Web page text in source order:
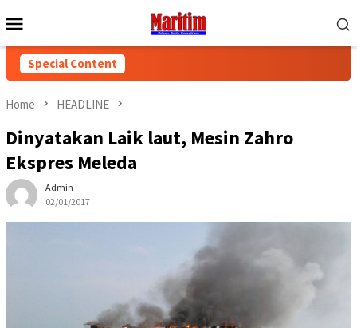
to
Menu
Special Content
Home HEADLINE
Dinyatakan Laik laut, Mesin Zahro
Ekspres Meleda
Admin
02/01/2017